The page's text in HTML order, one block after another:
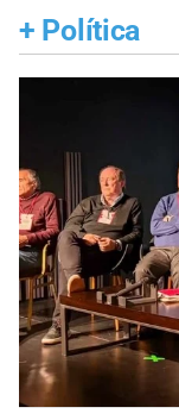
+ Política